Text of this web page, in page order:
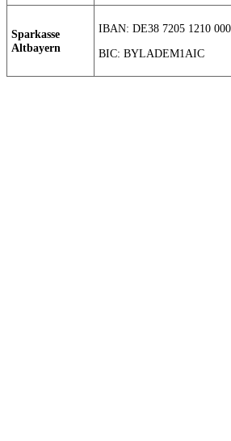
Sparkasse
Altbayern
IBAN: DE38 7205 1210
BIC: BYLADEM1AIC